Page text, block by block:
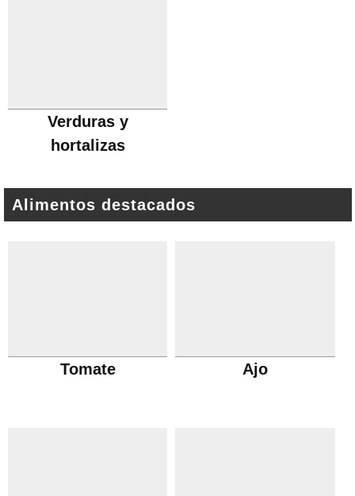
Verduras y
hortalizas
Alimentos destacados
Tomate Ajo